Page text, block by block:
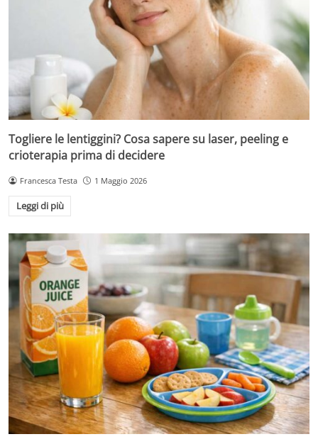
Togliere le lentiggini? Cosa sapere su laser, peeling e
crioterapia prima di decidere
Francesca Testa 1 Maggio 2026
Leggi di più